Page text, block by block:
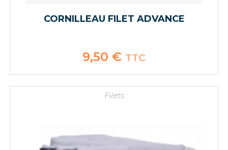
CORNILLEAU FILET ADVANCE
9,50 € TTC
Filets